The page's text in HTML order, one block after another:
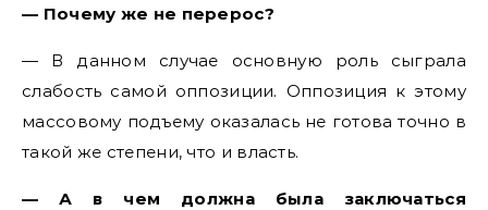
— Почему же не перерос?
— В данном случае основную роль сыграла
слабость самой оппозиции. Оппозиция к этому
массовому подъему оказалась не готова точно в
такой же степени, что и власть.
— А в чем должна была заключаться